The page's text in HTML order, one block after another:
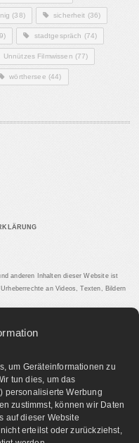
um Geräteinformationen zu
tun dies, um das
personalisierte Werbung
zustimmst, können wir Daten
auf dieser Website
erteilst oder zurückziehst,
(38) sicherheit (36)
stadtgespräch (74)
Unnützes Filmwissen (77)
wörthersee (44)
anderen Inhalten dieser Website ist
an Videos, Texten, Bildern